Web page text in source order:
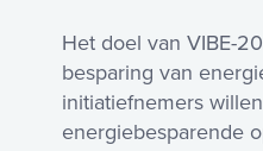
Het doel van VIBE-
besparing van
initiatiefnemers
energiebesparende